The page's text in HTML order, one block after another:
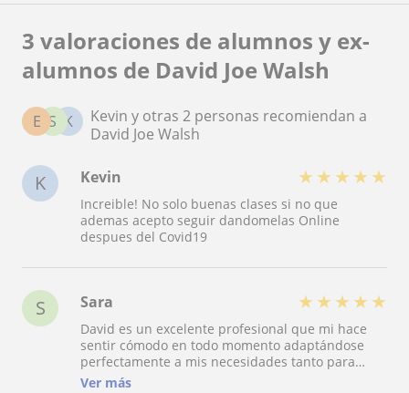
3 valoraciones de alumnos y ex-
alumnos de David Joe Walsh
K
S
E
Kevin y otras 2 personas recomiendan a
David Joe Walsh
K Kevin ★ ★ ★ ★ ★
Increible! No solo buenas clases si no que
ademas acepto seguir dandomelas Online
despues del Covid19
S Sara ★ ★ ★ ★ ★
David es un excelente profesional que mi hace
sentir cómodo en todo momento adaptándose
perfectamente a mis necesidades tanto para
clases de conversación con temas muy
Ver más